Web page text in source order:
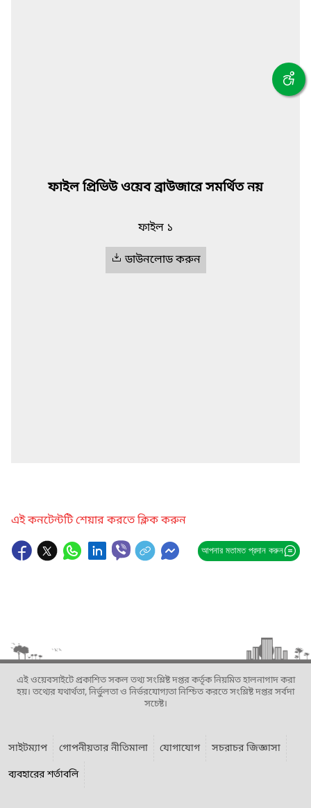
ফাইল প্রিভিউ ওয়েব ব্রাউজারে সমর্থিত নয়
ফাইল ১
ডাউনলোড করুন
এই কনটেন্টটি শেয়ার করতে ক্লিক করুন
আপনার মতামত প্রদান করুন
এই ওয়েবসাইটে প্রকাশিত সকল তথ্য সংশ্লিষ্ট দপ্তর কর্তৃক নিয়মিত হালনাগাদ করা
হয়। তথ্যের যথার্থতা, নির্ভুলতা ও নির্ভরযোগ্যতা নিশ্চিত করতে সংশ্লিষ্ট দপ্তর সর্বদা
সচেষ্ট।
সাইটম্যাপ গোপনীয়তার নীতিমালা যোগাযোগ
সচরাচর জিজ্ঞাসা
ব্যবহারের শর্তাবলি